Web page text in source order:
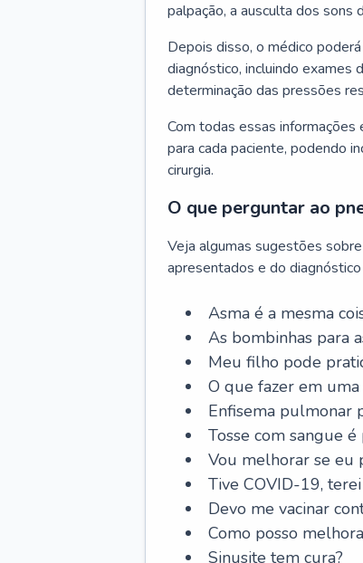
palpação, a ausculta dos
Depois disso, o médico
diagnóstico, incluindo exames
determinação das pressões
Com todas essas
para cada paciente, podendo
cirurgia.
O que perguntar ao
Veja algumas sugestões
apresentados e do
Asma é a mesma
As bombinhas para
Meu filho pode
O que fazer em uma
Enfisema pulmonar
Tosse com sangue é
Vou melhorar se eu
Tive COVID-19,
Devo me vacinar
Como posso
Sinusite tem cura?